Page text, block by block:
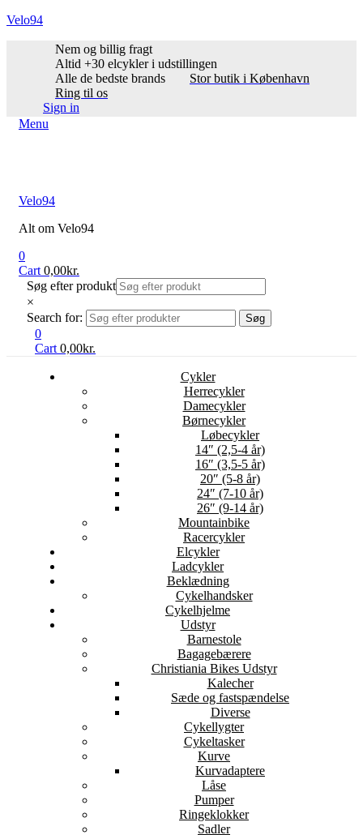
Velo94
Nem og billig fragt
Altid +30 elcykler i udstillingen
Alle de bedste brands
Stor butik i København
Ring til os
Sign in
Menu
Velo94
Alt om Velo94
0
Cart 0,00kr.
Søg efter produkt
×
Search for:
Søg
0
Cart 0,00kr.
Cykler
Herrecykler
Damecykler
Børnecykler
Løbecykler
14″ (2,5-4 år)
16″ (3,5-5 år)
20″ (5-8 år)
24″ (7-10 år)
26″ (9-14 år)
Mountainbike
Racercykler
Elcykler
Ladcykler
Beklædning
Cykelhandsker
Cykelhjelme
Udstyr
Barnestole
Bagagebærere
Christiania Bikes Udstyr
Kalecher
Sæde og fastspændelse
Diverse
Cykellygter
Cykeltasker
Kurve
Kurvadaptere
Låse
Pumper
Ringeklokker
Sadler